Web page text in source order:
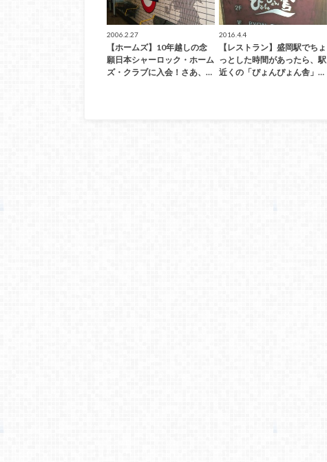
2006.2.27
【ホームズ】10年越しの念
願日本シャーロック・ホーム
ズ・クラブに入会！さあ、…
2016.4.4
【レストラン】盛岡駅でちょ
っとした時間があったら、駅
近くの「ぴょんぴょん舎」…